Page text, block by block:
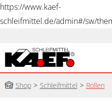
https://www.kaef-
schleifmittel.de/admin#/sw/
Shop > Schleifmittel > Rollen